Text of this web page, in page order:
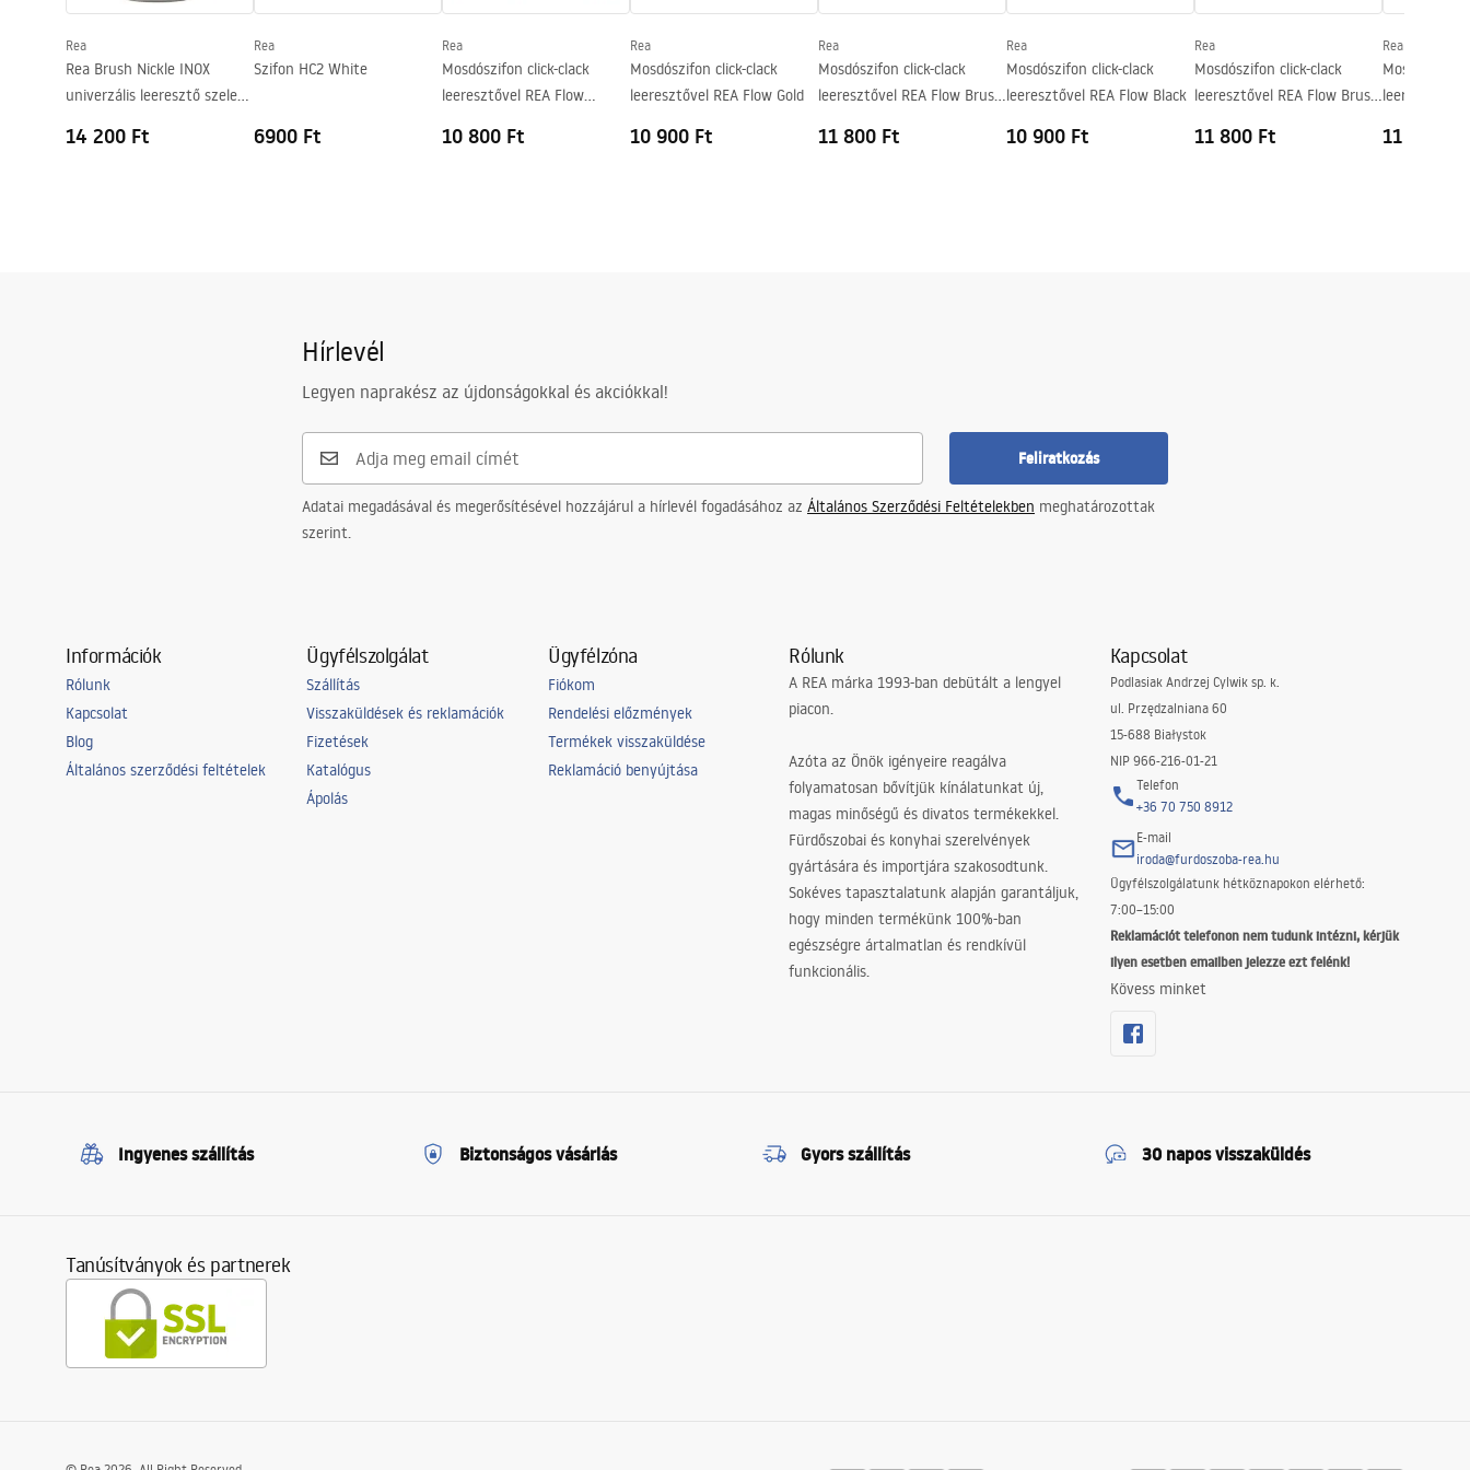
Csaptelep szerelési lyuk
Nem
Túlfolyónyílás
Rea
Rea Brush Nickle INOX
univerzális leeresztő szelep
14 200 Ft
Rea
Szifon HC2 White
6900 Ft
Rea
Mosdószifon click-clack
leeresztővel REA Flow
10 800 Ft
Rea
Mosdószifon click-clack
leeresztővel REA Flow Gold
10 900 Ft
Rea
Mosdószifon click-clack
leeresztővel REA Flow Brush
11 800 Ft
Rea
Mosdószifon click-clack
leeresztővel REA Flow Black
10 900 Ft
Rea
Mosdószifon click-clack
leeresztővel REA Flow Brush
11 800 Ft
Rea
Mosdószifon
leeresztővel
11 800 Ft
Hírlevél
Legyen naprakész az újdonságokkal és akciókkal!
Feliratkozás
Adatai megadásával és megerősítésével hozzájárul a hírlevél fogadásához az Általános Szerződési Feltételekben meghatározottak
szerint.
Információk
Rólunk
Kapcsolat
Blog
Általános szerződési feltételek
Ügyfélszolgálat
Szállítás
Visszaküldések és reklamációk
Fizetések
Katalógus
Ápolás
Ügyfélzóna
Fiókom
Rendelési előzmények
Termékek visszaküldése
Reklamáció benyújtása
Rólunk
A REA márka 1993-ban debütált a lengyel
piacon.
Azóta az Önök igényeire reagálva
folyamatosan bővítjük kínálatunkat új,
magas minőségű és divatos termékekkel.
Fürdőszobai és konyhai szerelvények
gyártására és importjára szakosodtunk.
Sokéves tapasztalatunk alapján garantáljuk,
hogy minden termékünk 100%-ban
egészségre ártalmatlan és rendkívül
funkcionális.
Kapcsolat
Podlasiak Andrzej Cylwik sp. k.
ul. Przędzalniana 60
15-688 Białystok
NIP 966-216-01-21
Telefon
+36 70 750 8912
E-mail
iroda@furdoszoba-rea.hu
Ügyfélszolgálatunk hétköznapokon elérhető:
7:00–15:00
Reklamációt telefonon nem tudunk intézni, kérjük
ilyen esetben emailben jelezze ezt felénk!
Kövess minket
Ingyenes szállítás Biztonságos vásárlás Gyors szállítás 30 napos visszaküldés
Tanúsítványok és partnerek